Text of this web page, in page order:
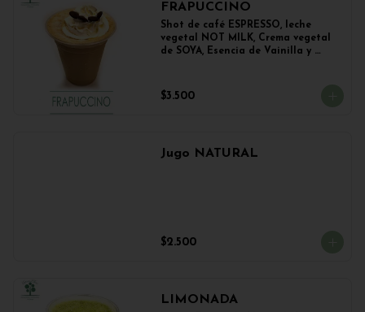
FRAPUCCINO
Shot de café ESPRESSO, leche
vegetal NOT MILK, Crema vegetal
de SOYA, Esencia de Vainilla y
$3.500
Jugo NATURAL
$2.500
LIMONADA